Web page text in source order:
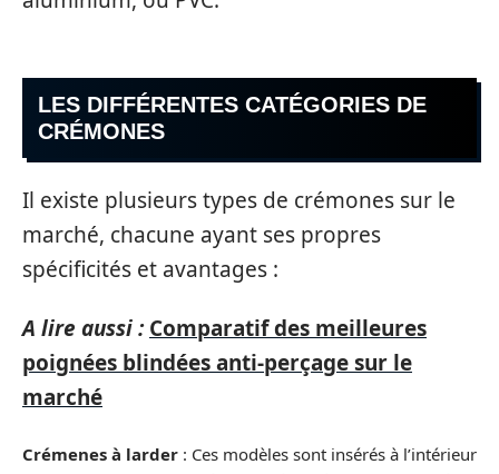
LES DIFFÉRENTES CATÉGORIES DE
CRÉMONES
Il existe plusieurs types de crémones sur le
marché, chacune ayant ses propres
spécificités et avantages :
A lire aussi : Comparatif des meilleures
poignées blindées anti-perçage sur le
marché
Crémenes à larder : Ces modèles sont insérés à l’intérieur